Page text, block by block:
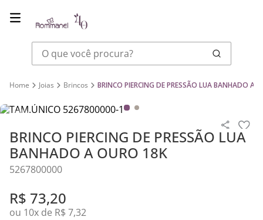
O que você procura?
Joias Brincos BRINCO PIERCING DE PRESSÃO LUA BANHADO A
BRINCO PIERCING DE PRESSÃO LUA
BANHADO A OURO 18K
5267800000
R$ 73,20
ou 10x de R$ 7,32